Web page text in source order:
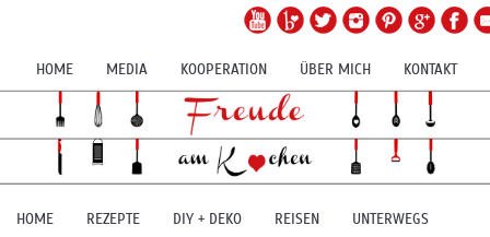
HOME MEDIA KOOPERATION ÜBER MICH KONTAKT
HOME REZEPTE DIY + DEKO REISEN UNTERWEGS